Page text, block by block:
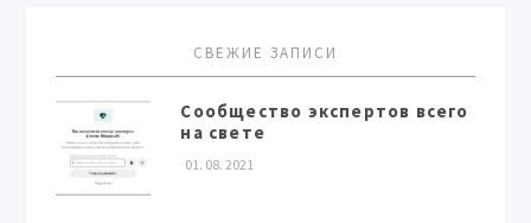
СВЕЖИЕ ЗАПИСИ
Сообщество экспертов всего
на свете
01. 08. 2021